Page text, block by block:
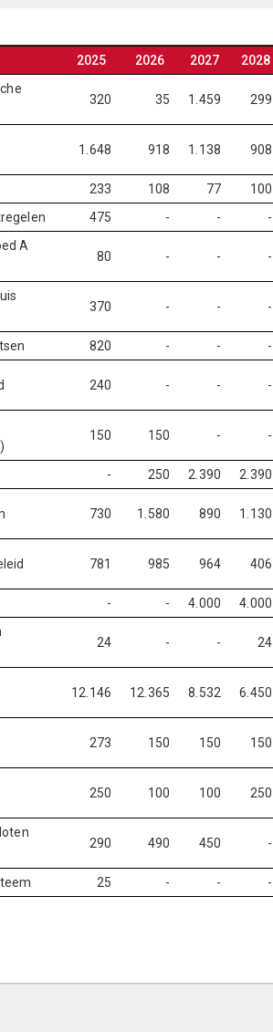
2025 2026 2027 2028
320 35 1.459 299
1.648 918 1.138 908
233 108 77 100
475 - - -
A
80 - - -
370 - - -
820 - - -
240 - - -
150 150 - -
- 250 2.390 2.390
730 1.580 890 1.130
781 985 964 406
- - 4.000 4.000
24 - - 24
12.146 12.365 8.532 6.450
273 150 150 150
250 100 100 250
290 490 450 -
25 - - -